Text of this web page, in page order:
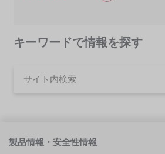
キーワードで情報を探す
製品情報・安全性情報